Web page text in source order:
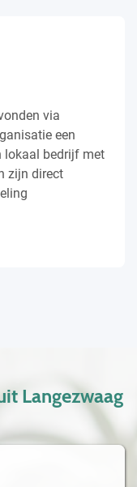
via
een
lokaal bedrijf met
zijn direct
Langezwaag